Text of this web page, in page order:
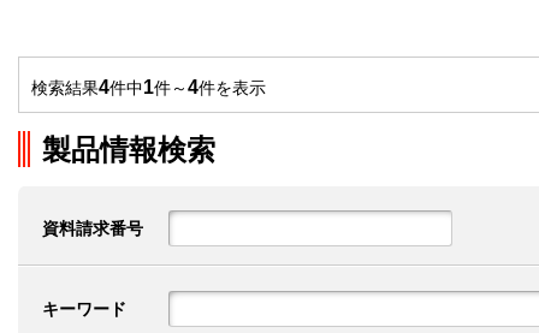
検索結果4件中1件～4件を表示
製品情報検索
資料請求番号
キーワード